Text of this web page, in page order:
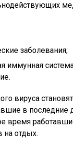
заболевания;
иммунная
вируса
в последние
время
на отдых.